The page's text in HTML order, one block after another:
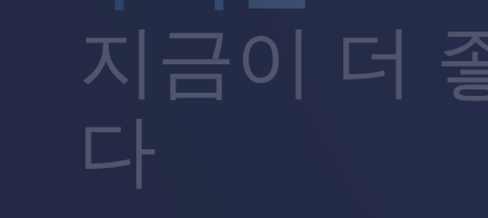
지금이 더
다